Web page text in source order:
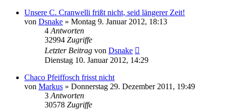
Unsere C. Cranwelli frißt nicht, seid längerer Zeit!
von Dsnake » Montag 9. Januar 2012, 18:13
4 Antworten
32994 Zugriffe
Letzter Beitrag von Dsnake
Dienstag 10. Januar 2012, 14:29
Chaco Pfeiffosch frisst nicht
von Markus » Donnerstag 29. Dezember 2011, 19:49
3 Antworten
30578 Zugriffe